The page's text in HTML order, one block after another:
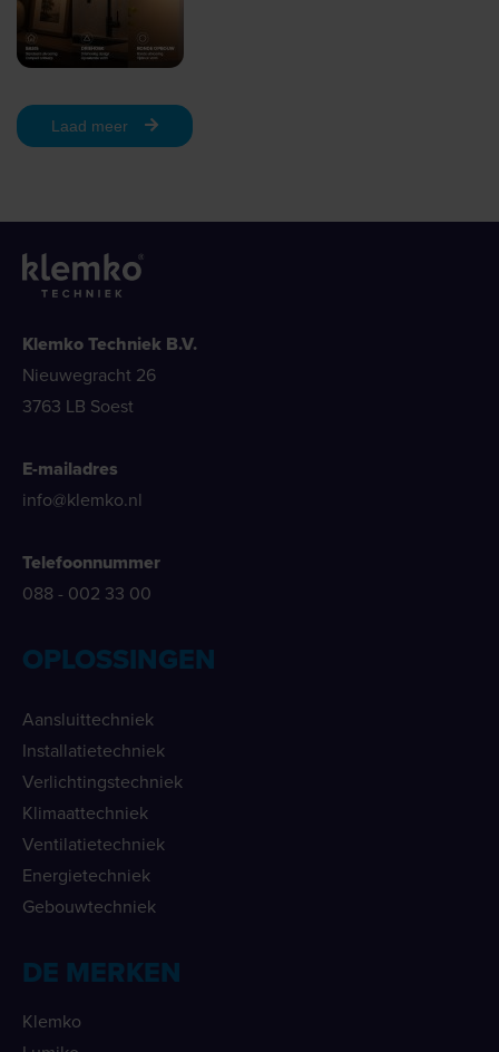
Laad meer
Klemko Techniek B.V.
Nieuwegracht 26
3763 LB Soest
E-mailadres
info@klemko.nl
Telefoonnummer
088 - 002 33 00
OPLOSSINGEN
Aansluittechniek
Installatietechniek
Verlichtingstechniek
Klimaattechniek
Ventilatietechniek
Energietechniek
Gebouwtechniek
DE MERKEN
Klemko